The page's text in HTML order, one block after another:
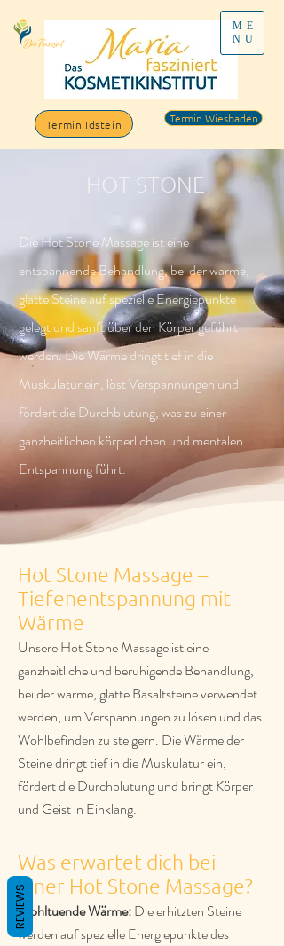
Termin Idstein Termin Wiesbaden
ME
NU
HOT STONE
Die Hot Stone Massage ist eine
entspannende Behandlung, bei der warme,
glatte Steine auf spezielle Energiepunkte
gelegt und sanft über den Körper geführt
werden. Die Wärme dringt tief in die
Muskulatur ein, löst Verspannungen und
fördert die Durchblutung, was zu einer
ganzheitlichen körperlichen und mentalen
Entspannung führt.
Hot Stone Massage –
Tiefenentspannung mit
Wärme
Unsere Hot Stone Massage ist eine
ganzheitliche und beruhigende Behandlung,
bei der warme, glatte Basaltsteine verwendet
werden, um Verspannungen zu lösen und das
Wohlbefinden zu steigern. Die Wärme der
Steine dringt tief in die Muskulatur ein,
fördert die Durchblutung und bringt Körper
und Geist in Einklang.
Was erwartet dich bei
einer Hot Stone Massage?
Wohltuende Wärme:Die erhitzten Steine
werden auf spezielle Energiepunkte des
REVIEWS